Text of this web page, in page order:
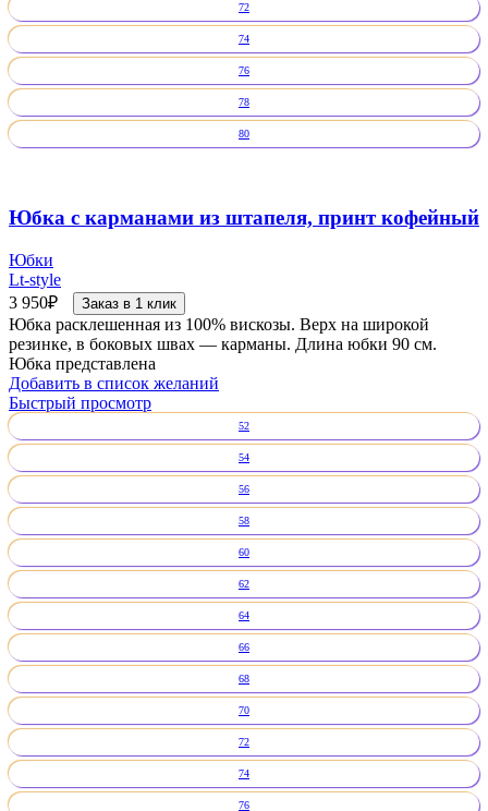
72
74
76
78
80
Юбка с карманами из штапеля, принт кофейный
Юбки
Lt-style
3 950₽ Заказ в 1 клик
Юбка расклешенная из 100% вискозы. Верх на широкой
резинке, в боковых швах — карманы. Длина юбки 90 см.
Юбка представлена
Добавить в список желаний
Быстрый просмотр
52
54
56
58
60
62
64
66
68
70
72
74
76